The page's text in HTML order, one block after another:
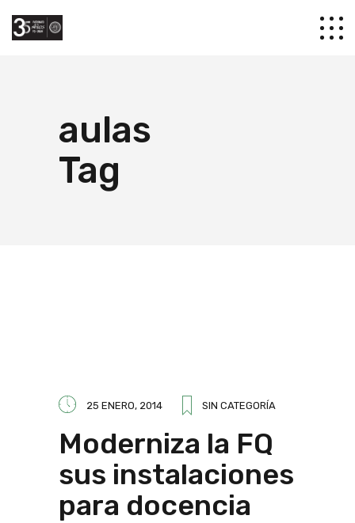
aulas
Tag
25 ENERO, 2014 SIN CATEGORÍA
Moderniza la FQ
sus instalaciones
para docencia